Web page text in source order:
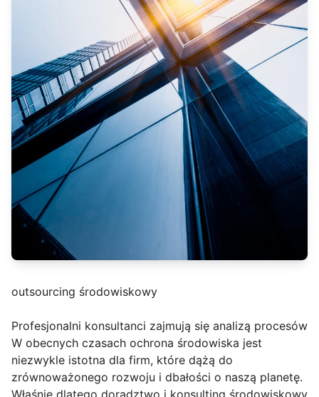
outsourcing środowiskowy
Profesjonalni konsultanci zajmują się analizą procesów
W obecnych czasach ochrona środowiska jest
niezwykle istotna dla firm, które dążą do
zrównoważonego rozwoju i dbałości o naszą planetę.
Właśnie dlatego doradztwo i konsulting środowiskowy